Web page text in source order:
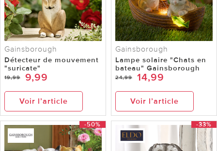
Gainsborough
Détecteur de mouvement
"suricate"
19,99 9,99
Voir l’article
Gainsborough
Lampe solaire "Chats en
bateau" Gainsborough
24,99 14,99
Voir l’article
-50% -33%